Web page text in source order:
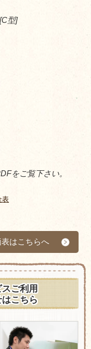
型]
をご覧下さい。
表
はこちらへ
ご利用
こちら